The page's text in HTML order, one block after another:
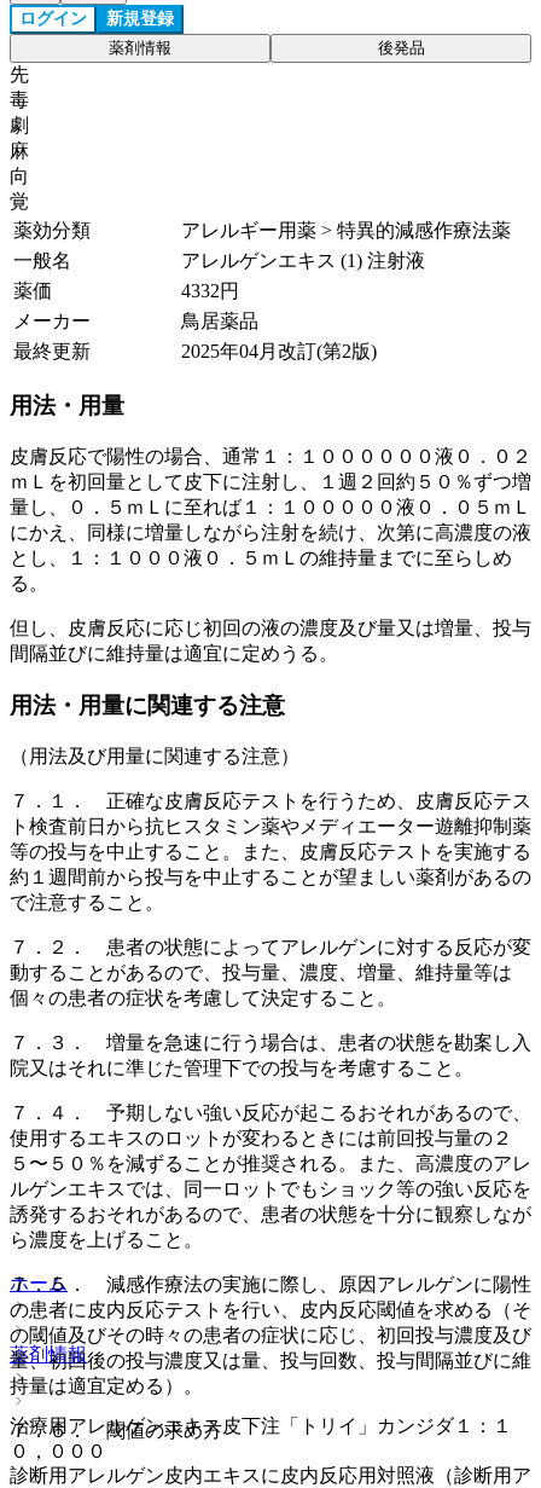
ログイン 新規登録
薬剤情報 後発品
先
毒
劇
麻
向
覚
薬効分類
アレルギー用薬 > 特異的減感作療法薬
一般名
アレルゲンエキス (1) 注射液
薬価
4332円
メーカー
鳥居薬品
最終更新
2025年04月改訂(第2版)
用法・用量
皮膚反応で陽性の場合、通常１：１００００００液０．０２
ｍＬを初回量として皮下に注射し、１週２回約５０％ずつ増
量し、０．５ｍＬに至れば１：１０００００液０．０５ｍＬ
にかえ、同様に増量しながら注射を続け、次第に高濃度の液
とし、１：１０００液０．５ｍＬの維持量までに至らしめ
る。
但し、皮膚反応に応じ初回の液の濃度及び量又は増量、投与
間隔並びに維持量は適宜に定めうる。
用法・用量に関連する注意
（用法及び用量に関連する注意）
７．１． 正確な皮膚反応テストを行うため、皮膚反応テス
ト検査前日から抗ヒスタミン薬やメディエーター遊離抑制薬
等の投与を中止すること。また、皮膚反応テストを実施する
約１週間前から投与を中止することが望ましい薬剤があるの
で注意すること。
７．２． 患者の状態によってアレルゲンに対する反応が変
動することがあるので、投与量、濃度、増量、維持量等は
個々の患者の症状を考慮して決定すること。
７．３． 増量を急速に行う場合は、患者の状態を勘案し入
院又はそれに準じた管理下での投与を考慮すること。
７．４． 予期しない強い反応が起こるおそれがあるので、
使用するエキスのロットが変わるときには前回投与量の２
５〜５０％を減ずることが推奨される。また、高濃度のアレ
ルゲンエキスでは、同一ロットでもショック等の強い反応を
誘発するおそれがあるので、患者の状態を十分に観察しなが
ら濃度を上げること。
７．５． 減感作療法の実施に際し、原因アレルゲンに陽性
の患者に皮内反応テストを行い、皮内反応閾値を求める（そ
の閾値及びその時々の患者の症状に応じ、初回投与濃度及び
量、初回後の投与濃度又は量、投与回数、投与間隔並びに維
持量は適宜定める）。
７．６． 閾値の求め方
診断用アレルゲン皮内エキスに皮内反応用対照液（診断用ア
ホーム
薬剤情報
治療用アレルゲンエキス皮下注「トリイ」カンジダ１：１
０，０００